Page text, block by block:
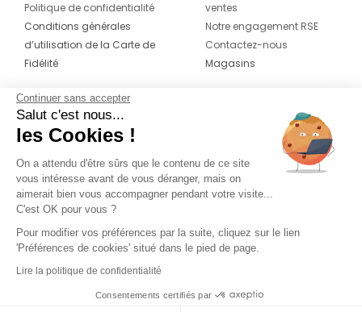
Politique de confidentialité
Conditions générales
d’utilisation de la Carte de
Fidélité
ventes
Notre engagement RSE
Contactez-nous
Magasins
CONTACT
04 42 20 78 42
Du lundi au jeudi de 8h30 à 16h30 & le
vendredi de 8h30 à 15h30
Continuer sans accepter
Salut c'est nous...
les Cookies !
On a attendu d'être sûrs que le contenu de ce site
vous intéresse avant de vous déranger, mais on
aimerait bien vous accompagner pendant votre visite...
C'est OK pour vous ?
Pour modifier vos préférences par la suite, cliquez sur le lien
'Préférences de cookies' situé dans le pied de page.
Lire la politique de confidentialité
Consentements certifiés par